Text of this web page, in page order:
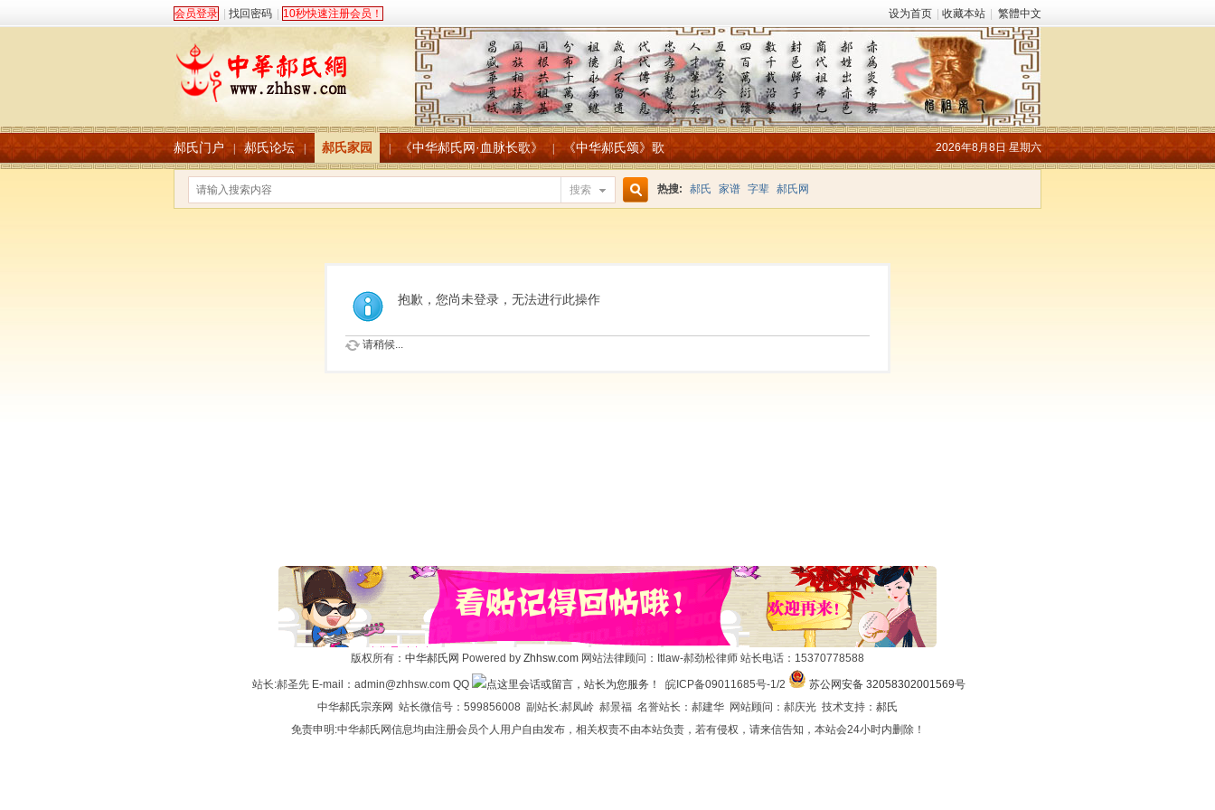
会员登录 找回密码 10秒快速注册会员！ 设为首页 收藏本站 繁體中文
郝氏门户 | 郝氏论坛 | 郝氏家园 《中华郝氏网·血脉长歌》 《中华郝氏颂》歌 2026年8月8日 星期六
搜索 热搜: 郝氏 家谱 字辈 郝氏网
抱歉，您尚未登录，无法进行此操作
请稍候...
版权所有： 中华郝氏网 Powered by Zhhsw.com 网站法律顾问：Itlaw-郝劲松律师 站长电话：15370778588
站长:郝圣先 E-mail：admin@zhhsw.com QQ 皖ICP备09011685号-1/2
苏公网安备 32058302001569号
中华郝氏宗亲网 站长微信号：599856008 副站长:郝凤岭 郝景福 名誉站长：郝建华 网站顾问：郝庆光 技术支持： 郝氏
免责申明:中华郝氏网信息均由注册会员个人用户自由发布，相关权责不由本站负责，若有侵权，请来信告知，本站会24小时内删除！